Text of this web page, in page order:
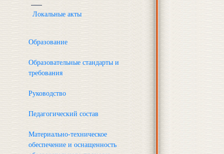
Локальные акты
Образование
Образовательные стандарты и
требования
Руководство
Педагогический состав
Материально-техническое
обеспечение и оснащенность